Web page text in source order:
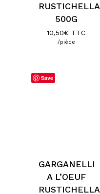
RUSTICHELLA
500G
10,50€ TTC
/pièce
Save
GARGANELLI
A L’OEUF
RUSTICHELLA